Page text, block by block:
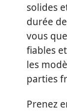
solides
durée
vous
fiables
les
parties
Prenez